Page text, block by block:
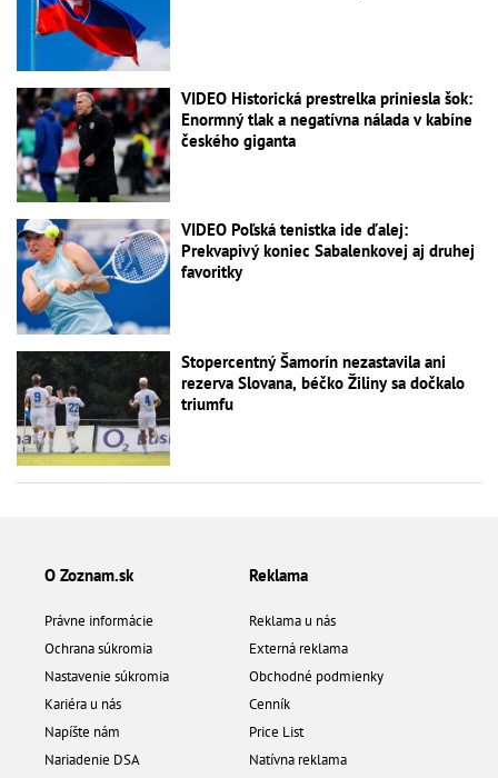
VIDEO Historická prestrelka priniesla šok:
Enormný tlak a negatívna nálada v kabíne
českého giganta
VIDEO Poľská tenistka ide ďalej:
Prekvapivý koniec Sabalenkovej aj druhej
favoritky
Stopercentný Šamorín nezastavila ani
rezerva Slovana, béčko Žiliny sa dočkalo
triumfu
O Zoznam.sk
Právne informácie
Ochrana súkromia
Nastavenie súkromia
Kariéra u nás
Napíšte nám
Nariadenie DSA
Reklama
Reklama u nás
Externá reklama
Obchodné podmienky
Cenník
Price List
Natívna reklama